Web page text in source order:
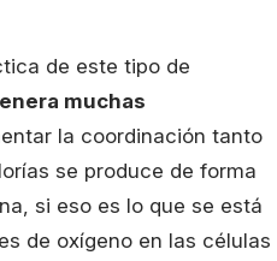
de este tipo de
muchas
la coordinación tanto
se produce de forma
si eso es lo que se está
de oxígeno en las células